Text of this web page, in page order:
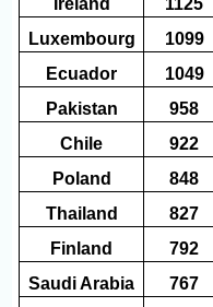
Ireland 1125
Luxembourg
1099
Ecuador
1049
Pakistan
958
Chile
922
Poland
848
Thailand
827
Finland
792
Saudi Arabia
767